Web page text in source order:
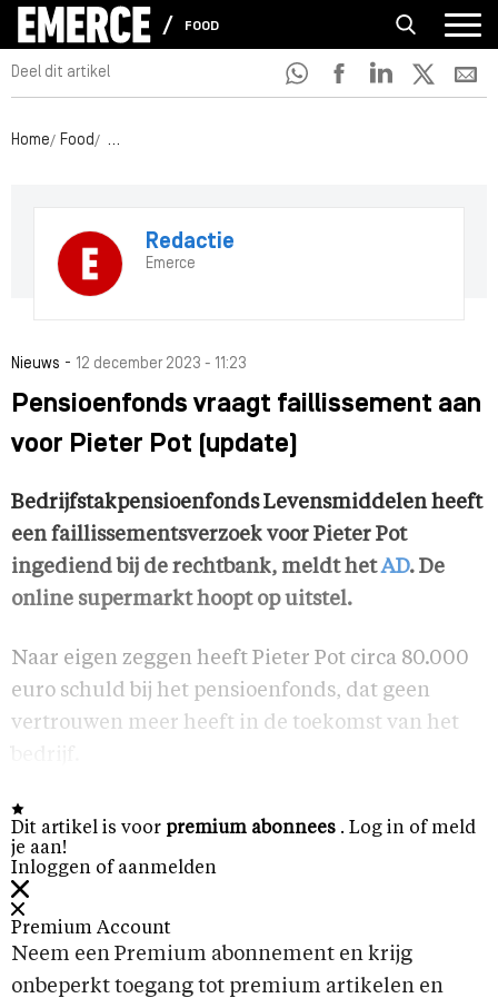
FOOD
Deel dit artikel
Home Food Pensioenfonds vraagt faillissement aan voor Pieter Pot
Redactie
Emerce
Nieuws - 12 december 2023 - 11:23
Pensioenfonds vraagt faillissement aan
voor Pieter Pot (update)
Bedrijfstakpensioenfonds Levensmiddelen heeft
een faillissementsverzoek voor Pieter Pot
ingediend bij de rechtbank, meldt hetAD. De
online supermarkt hoopt op uitstel.
Naar eigen zeggen heeft Pieter Pot circa 80.000
euro schuld bij het pensioenfonds, dat geen
vertrouwen meer heeft in de toekomst van het
Dit artikel is voor premium abonnees . Log in of meld
je aan!
Inloggen of aanmelden
Premium Account
Neem een Premium abonnement en krijg
onbeperkt toegang tot premium artikelen en